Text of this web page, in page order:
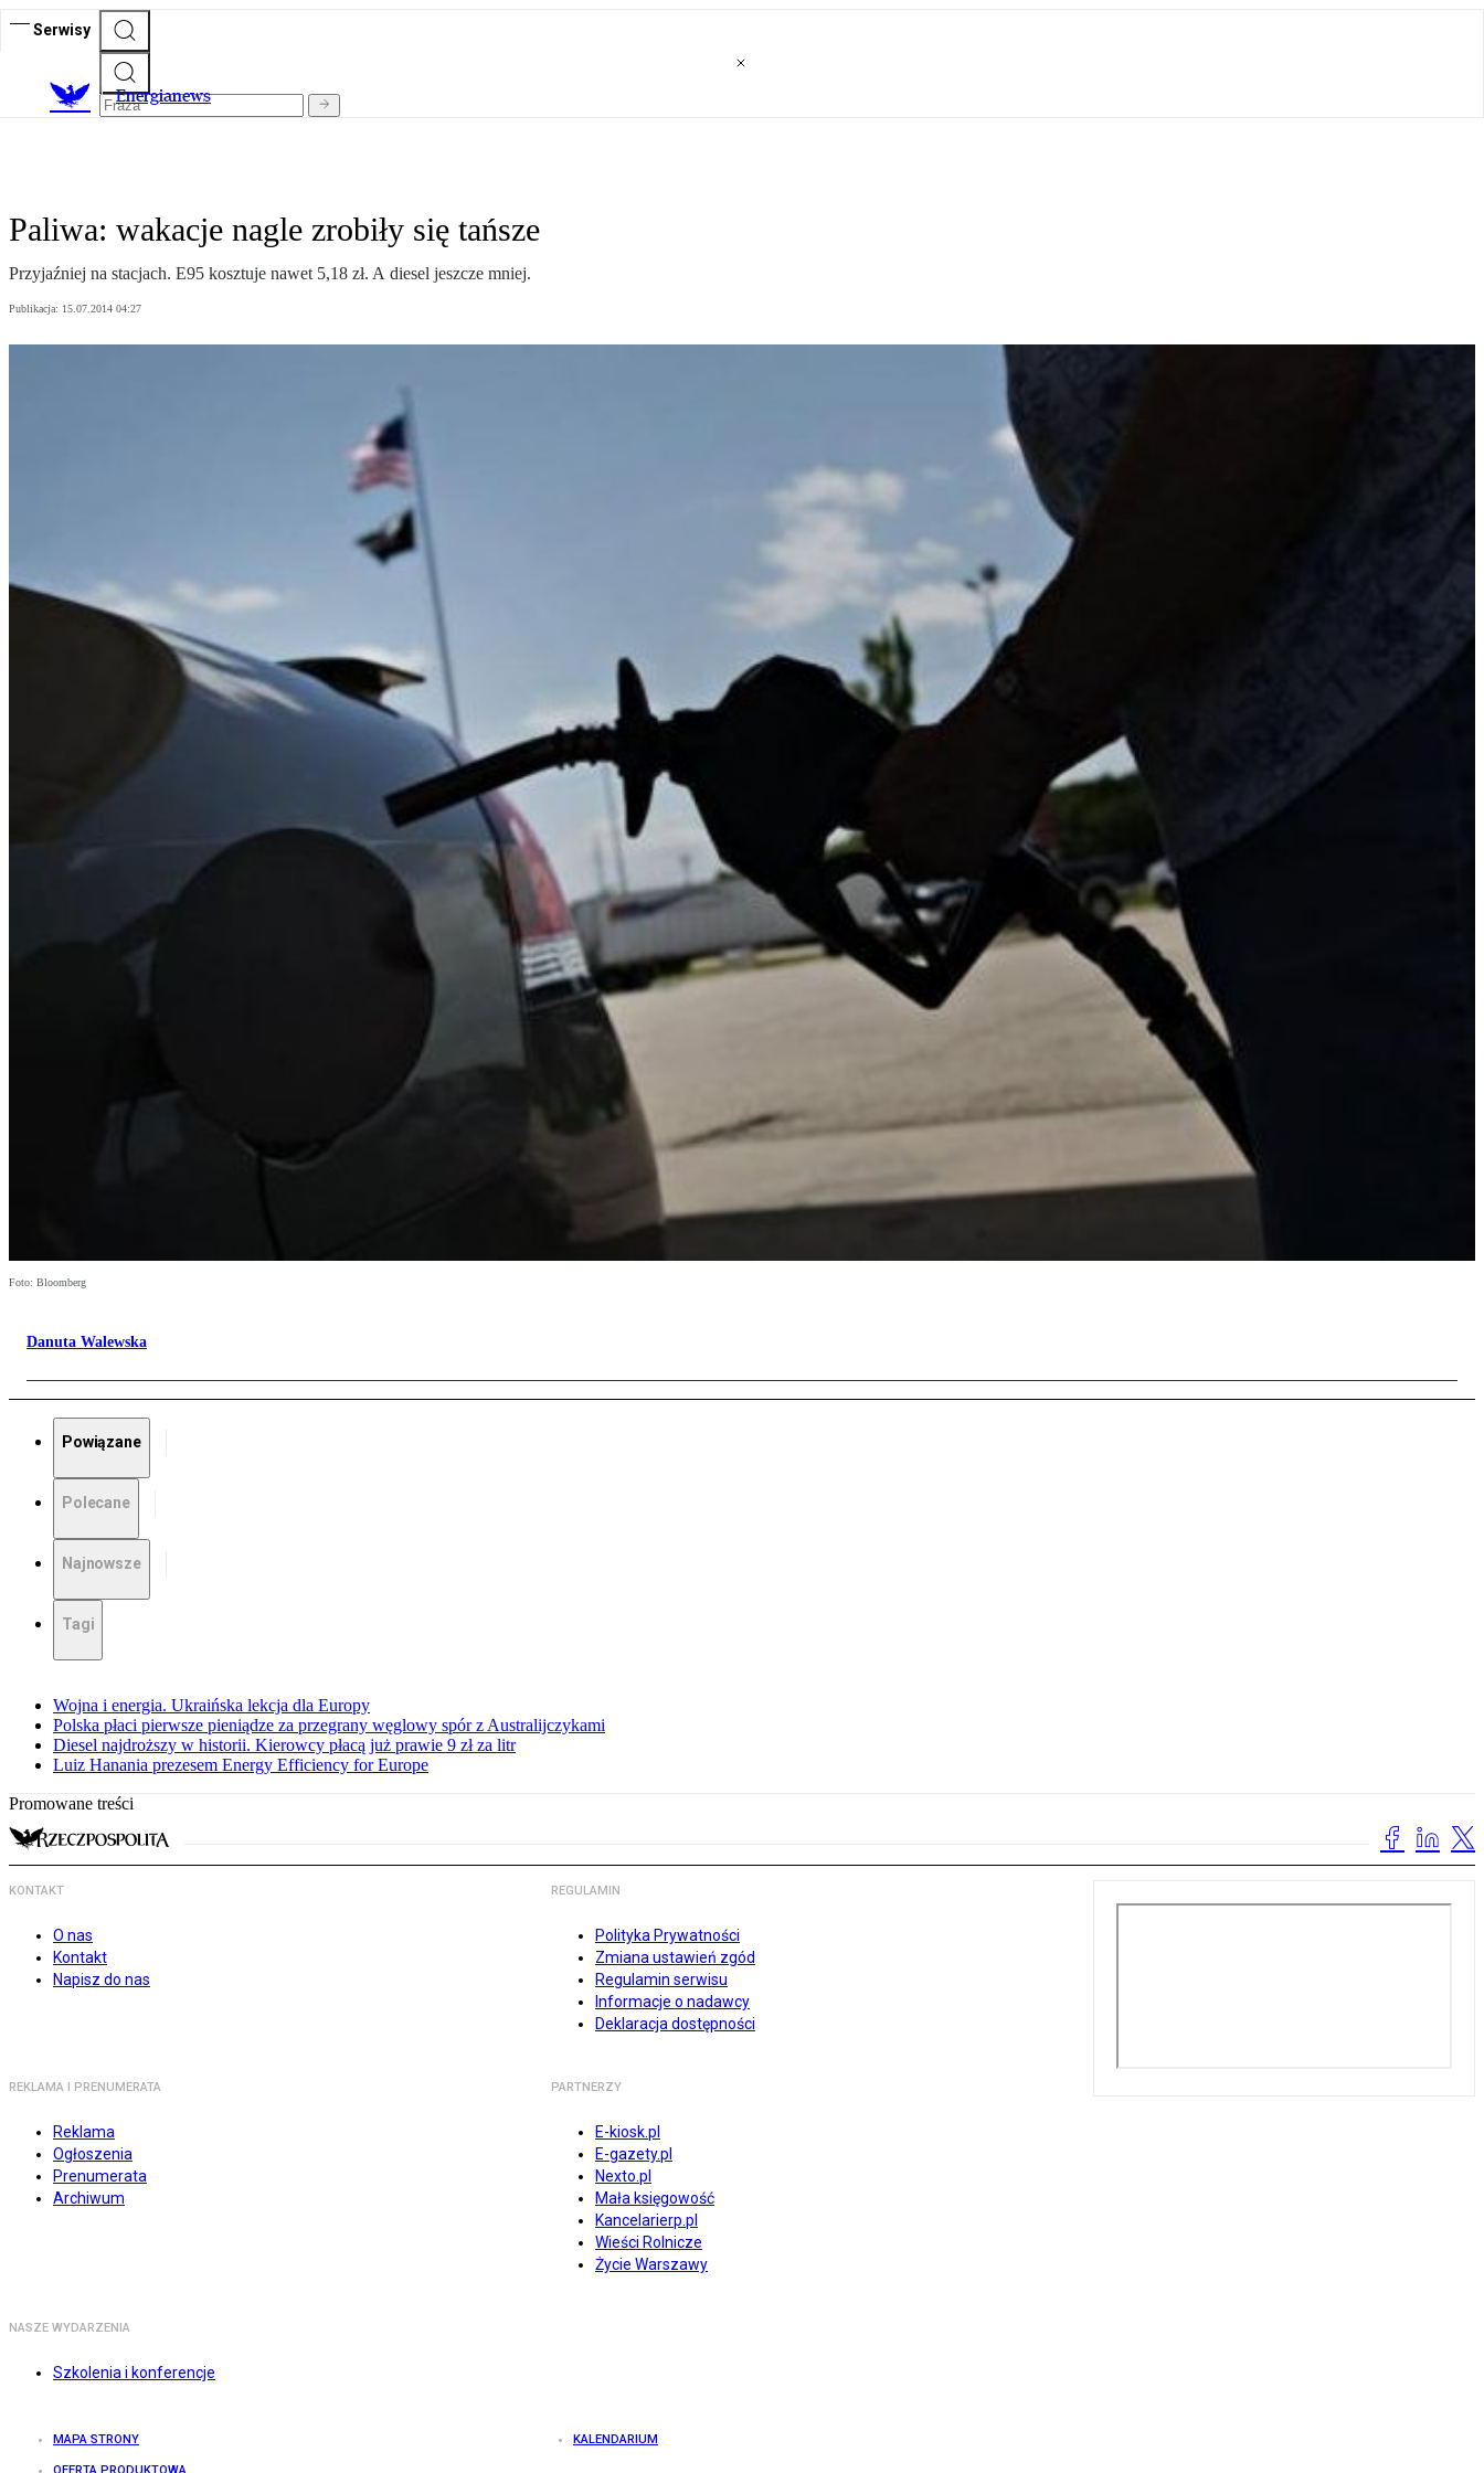
Serwisy
Energianews
Paliwa: wakacje nagle zrobiły się tańsze
Przyjaźniej na stacjach. E95 kosztuje nawet 5,18 zł. A diesel jeszcze mniej.
Publikacja: 15.07.2014 04:27
Foto: Bloomberg
Danuta Walewska
Powiązane
Polecane
Najnowsze
Tagi
Wojna i energia. Ukraińska lekcja dla Europy
Polska płaci pierwsze pieniądze za przegrany węglowy spór z Australijczykami
Diesel najdroższy w historii. Kierowcy płacą już prawie 9 zł za litr
Luiz Hanania prezesem Energy Efficiency for Europe
Promowane treści
KONTAKT
O nas
Kontakt
Napisz do nas
REGULAMIN
Polityka Prywatności
Zmiana ustawień zgód
Regulamin serwisu
Informacje o nadawcy
Deklaracja dostępności
REKLAMA I PRENUMERATA
Reklama
Ogłoszenia
Prenumerata
Archiwum
PARTNERZY
E-kiosk.pl
E-gazety.pl
Nexto.pl
Mała księgowość
Kancelarierp.pl
Wieści Rolnicze
Życie Warszawy
NASZE WYDARZENIA
Szkolenia i konferencje
MAPA STRONY KALENDARIUM